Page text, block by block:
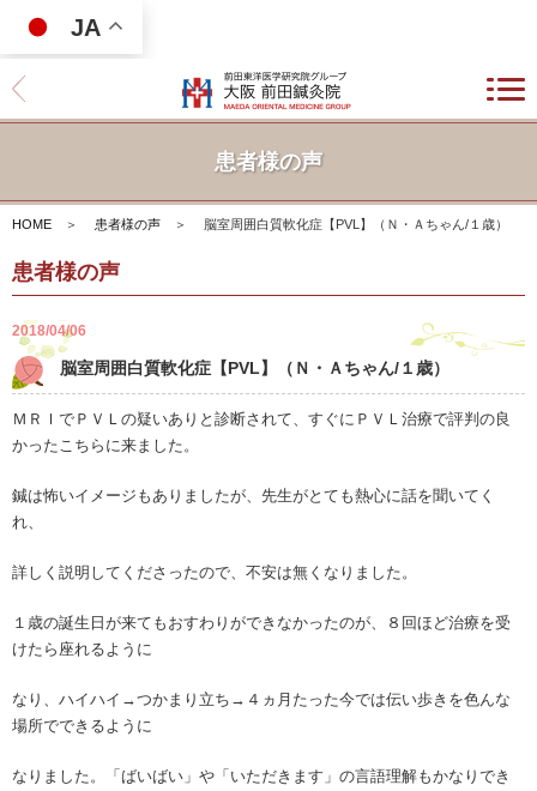
JA
患者様の声
HOME ＞ 患者様の声 ＞ 脳室周囲白質軟化症【PVL】（Ｎ・Ａちゃん/１歳）
患者様の声
2018/04/06
脳室周囲白質軟化症【PVL】（Ｎ・Ａちゃん/１歳）
ＭＲＩでＰＶＬの疑いありと診断されて、すぐにＰＶＬ治療で評判の良
かったこちらに来ました。
鍼は怖いイメージもありましたが、先生がとても熱心に話を聞いてく
れ、
詳しく説明してくださったので、不安は無くなりました。
１歳の誕生日が来てもおすわりができなかったのが、８回ほど治療を受
けたら座れるように
なり、ハイハイ→つかまり立ち→４ヵ月たった今では伝い歩きを色んな
場所でできるように
なりました。「ばいばい」や「いただきます」の言語理解もかなりでき